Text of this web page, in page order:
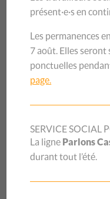
CLIQUEZ CI-DESSUS
En Suisse, des milliers
subviennent à leurs
d’un filet social digne de
fonctionnement de notre
financent leurs études
l’heure, les «petits»
présent·e·s en
Les permanences
7 août. Elles
ponctuelles
page.
SERVICE SOCIAL
La ligne Parlons
durant tout l’été.